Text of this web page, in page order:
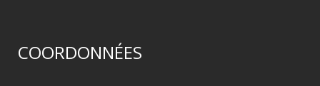
COORDONNÉES